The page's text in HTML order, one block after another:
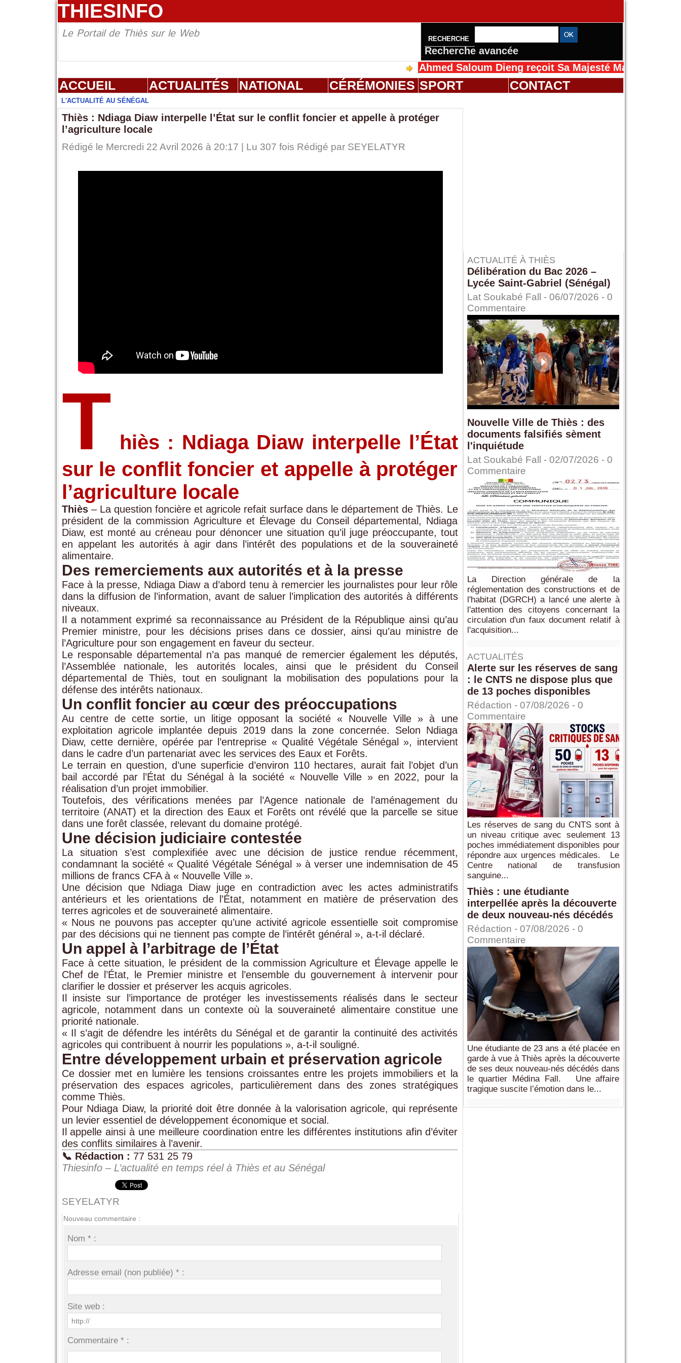
THIESINFO
Le Portail de Thiès sur le Web RECHERCHE
Recherche avancée
Ahmed Saloum Dieng reçoit Sa Majesté Mansah Cissé au
ACCUEIL ACTUALITÉS NATIONAL CÉRÉMONIES SPORT CONTACT
L'ACTUALITÉ AU SÉNÉGAL
Thiès : Ndiaga Diaw interpelle l’État sur le conflit foncier et appelle à protéger
l’agriculture locale
Rédigé le Mercredi 22 Avril 2026 à 20:17 | Lu 307 fois Rédigé par SEYELATYR
T hiès : Ndiaga Diaw interpelle l’État
sur le conflit foncier et appelle à protéger
l’agriculture locale
Thiès– La question foncière et agricole refait surface dans le département de Thiès. Le
président de la commission Agriculture et Élevage du Conseil départemental, Ndiaga
Diaw, est monté au créneau pour dénoncer une situation qu’il juge préoccupante, tout
en appelant les autorités à agir dans l’intérêt des populations et de la souveraineté
alimentaire.
Des remerciements aux autorités et à la presse
Face à la presse, Ndiaga Diaw a d’abord tenu à remercier les journalistes pour leur rôle
dans la diffusion de l’information, avant de saluer l’implication des autorités à différents
niveaux.
Il a notamment exprimé sa reconnaissance au Président de la République ainsi qu’au
Premier ministre, pour les décisions prises dans ce dossier, ainsi qu’au ministre de
l’Agriculture pour son engagement en faveur du secteur.
Le responsable départemental n’a pas manqué de remercier également les députés,
l’Assemblée nationale, les autorités locales, ainsi que le président du Conseil
départemental de Thiès, tout en soulignant la mobilisation des populations pour la
défense des intérêts nationaux.
Un conflit foncier au cœur des préoccupations
Au centre de cette sortie, un litige opposant la société « Nouvelle Ville » à une
exploitation agricole implantée depuis 2019 dans la zone concernée. Selon Ndiaga
Diaw, cette dernière, opérée par l’entreprise « Qualité Végétale Sénégal », intervient
dans le cadre d’un partenariat avec les services des Eaux et Forêts.
Le terrain en question, d’une superficie d’environ 110 hectares, aurait fait l’objet d’un
bail accordé par l’État du Sénégal à la société « Nouvelle Ville » en 2022, pour la
réalisation d’un projet immobilier.
Toutefois, des vérifications menées par l’Agence nationale de l’aménagement du
territoire (ANAT) et la direction des Eaux et Forêts ont révélé que la parcelle se situe
dans une forêt classée, relevant du domaine protégé.
Une décision judiciaire contestée
La situation s’est complexifiée avec une décision de justice rendue récemment,
condamnant la société « Qualité Végétale Sénégal » à verser une indemnisation de 45
millions de francs CFA à « Nouvelle Ville ».
Une décision que Ndiaga Diaw juge en contradiction avec les actes administratifs
antérieurs et les orientations de l’État, notamment en matière de préservation des
terres agricoles et de souveraineté alimentaire.
« Nous ne pouvons pas accepter qu’une activité agricole essentielle soit compromise
par des décisions qui ne tiennent pas compte de l’intérêt général », a-t-il déclaré.
Un appel à l’arbitrage de l’État
Face à cette situation, le président de la commission Agriculture et Élevage appelle le
Chef de l’État, le Premier ministre et l’ensemble du gouvernement à intervenir pour
clarifier le dossier et préserver les acquis agricoles.
Il insiste sur l’importance de protéger les investissements réalisés dans le secteur
agricole, notamment dans un contexte où la souveraineté alimentaire constitue une
priorité nationale.
« Il s’agit de défendre les intérêts du Sénégal et de garantir la continuité des activités
agricoles qui contribuent à nourrir les populations », a-t-il souligné.
Entre développement urbain et préservation agricole
Ce dossier met en lumière les tensions croissantes entre les projets immobiliers et la
préservation des espaces agricoles, particulièrement dans des zones stratégiques
comme Thiès.
Pour Ndiaga Diaw, la priorité doit être donnée à la valorisation agricole, qui représente
un levier essentiel de développement économique et social.
Il appelle ainsi à une meilleure coordination entre les différentes institutions afin d’éviter
des conflits similaires à l’avenir.
📞 Rédaction : 77 531 25 79
Thiesinfo – L’actualité en temps réel à Thiès et au Sénégal
SEYELATYR
Nouveau commentaire :
Nom * :
Adresse email (non publiée) * :
Site web :
Commentaire * :
ACTUALITÉ À THIÈS
Délibération du Bac 2026 –
Lycée Saint-Gabriel (Sénégal)
Lat Soukabé Fall - 06/07/2026 - 0
Commentaire
Nouvelle Ville de Thiès : des
documents falsifiés sèment
l'inquiétude
Lat Soukabé Fall - 02/07/2026 - 0
Commentaire
La Direction générale de la
réglementation des constructions et de
l'habitat (DGRCH) a lancé une alerte à
l'attention des citoyens concernant la
circulation d'un faux document relatif à
l'acquisition...
ACTUALITÉS
Alerte sur les réserves de sang
: le CNTS ne dispose plus que
de 13 poches disponibles
Rédaction - 07/08/2026 - 0
Commentaire
Les réserves de sang du CNTS sont à
un niveau critique avec seulement 13
poches immédiatement disponibles pour
répondre aux urgences médicales. Le
Centre national de transfusion
sanguine...
Thiès : une étudiante
interpellée après la découverte
de deux nouveau-nés décédés
Rédaction - 07/08/2026 - 0
Commentaire
Une étudiante de 23 ans a été placée en
garde à vue à Thiès après la découverte
de ses deux nouveau-nés décédés dans
le quartier Médina Fall. Une affaire
tragique suscite l’émotion dans le...